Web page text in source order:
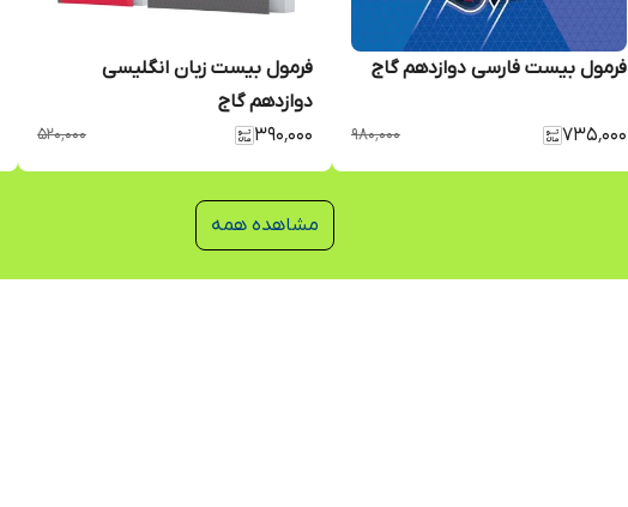
فرمول بیست فارسی دوازدهم گاج
۷۳۵٬۰۰۰ ۹۸۰٬۰۰۰
فرمول بیست زبان انگلیسی
دوازدهم گاج
۳۹۰٬۰۰۰
۵۲۰٬۰۰۰
مشاهده همه